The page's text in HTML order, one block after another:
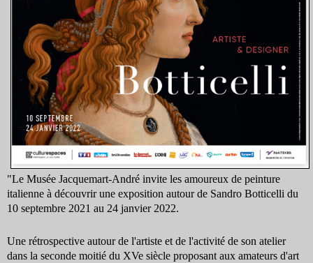
"Le Musée Jacquemart-André invite les amoureux de peinture
italienne à découvrir une exposition autour de Sandro Botticelli du
10 septembre 2021 au 24 janvier 2022.
Une rétrospective autour de l'artiste et de l'activité de son atelier
dans la seconde moitié du XVe siècle proposant aux amateurs d'art